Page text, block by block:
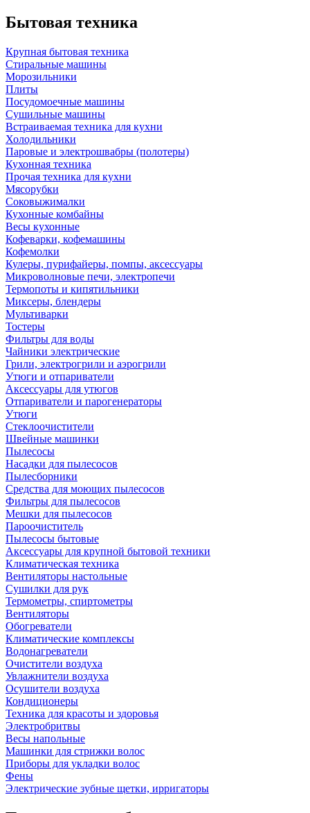
Бытовая техника
Крупная бытовая техника
Стиральные машины
Морозильники
Плиты
Посудомоечные машины
Сушильные машины
Встраиваемая техника для кухни
Холодильники
Паровые и электрошвабры (полотеры)
Кухонная техника
Прочая техника для кухни
Мясорубки
Соковыжималки
Кухонные комбайны
Весы кухонные
Кофеварки, кофемашины
Кофемолки
Кулеры, пурифайеры, помпы, аксессуары
Микроволновые печи, электропечи
Термопоты и кипятильники
Миксеры, блендеры
Мультиварки
Тостеры
Фильтры для воды
Чайники электрические
Грили, электрогрили и аэрогрили
Утюги и отпариватели
Аксессуары для утюгов
Отпариватели и парогенераторы
Утюги
Стеклоочистители
Швейные машинки
Пылесосы
Насадки для пылесосов
Пылесборники
Средства для моющих пылесосов
Фильтры для пылесосов
Мешки для пылесосов
Пароочиститель
Пылесосы бытовые
Аксессуары для крупной бытовой техники
Климатическая техника
Вентиляторы настольные
Сушилки для рук
Термометры, спиртометры
Вентиляторы
Обогреватели
Климатические комплексы
Водонагреватели
Очистители воздуха
Увлажнители воздуха
Осушители воздуха
Кондиционеры
Техника для красоты и здоровья
Электробритвы
Весы напольные
Машинки для стрижки волос
Приборы для укладки волос
Фены
Электрические зубные щетки, ирригаторы